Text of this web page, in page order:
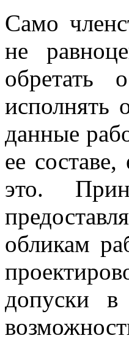
Само
не
обретать
исполнять
данные
ее
это.
обликам
допуски